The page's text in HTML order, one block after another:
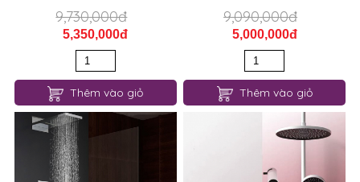
9,730,000đ
5,350,000đ
Thêm vào giỏ
9,090,000đ
5,000,000đ
Thêm vào giỏ